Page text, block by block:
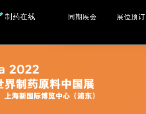
制药在线 同期展会 展位预订